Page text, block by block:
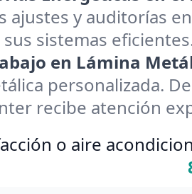
ajustes y auditorías
sistemas
en Lámina
personalizada.
recibe atención
o aire